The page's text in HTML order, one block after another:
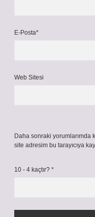
E-Posta*
Web Sitesi
Daha sonraki yorumlarımda
site adresim bu tarayıcıya
10 - 4 kaçtır? *